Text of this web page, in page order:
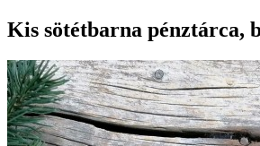
Kis sötétbarna pénztárca,